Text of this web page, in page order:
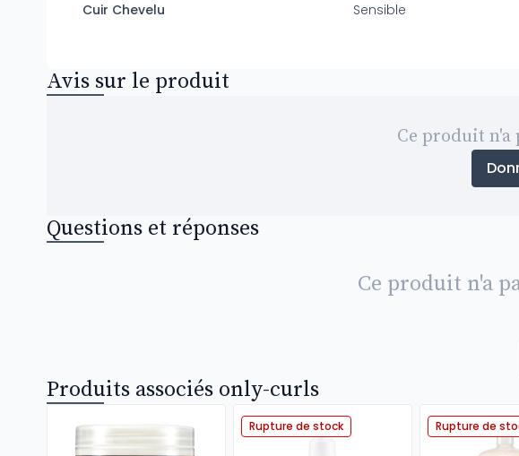
Cuir Chevelu Sensible
Avis sur le produit
Ce produit n'a
Questions et réponses
Ce produit n'a
Produits associés only-curls
Rupture de stock Rupture de